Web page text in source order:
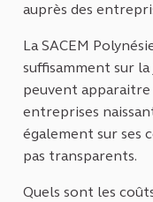
auprès des
La SACEM
suffisamment sur
peuvent
entreprises
également sur ses
pas transparents.
Quels sont les